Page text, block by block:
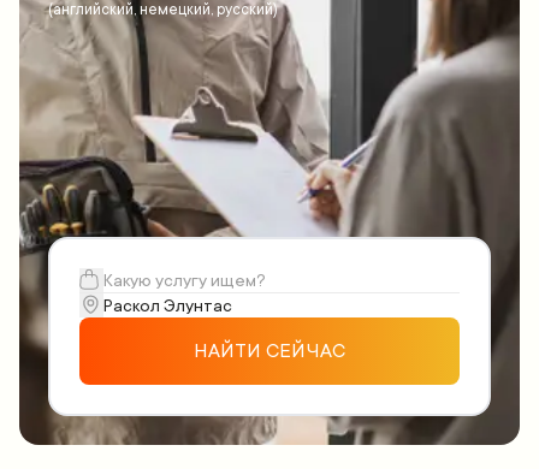
(английский, немецкий, русский)
НАЙТИ СЕЙЧАС